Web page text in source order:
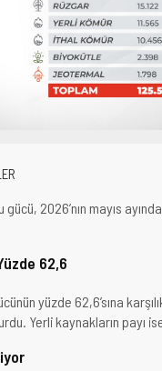
gücü, 2026’nın mayıs
62,6
yüzde 62,6’sına
Yerli kaynakların payı